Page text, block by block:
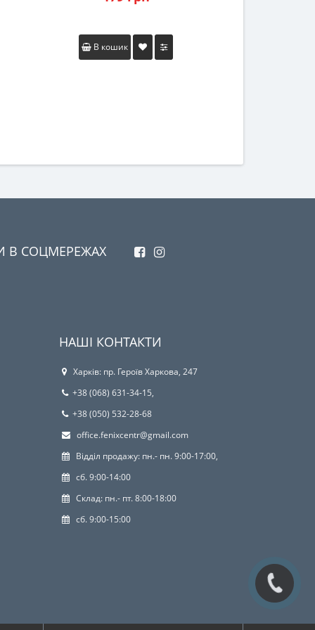
В кошик
В СОЦМЕРЕЖАХ
НАШІ КОНТАКТИ
Харків: пр. Героїв Харкова, 247
+38 (068) 631-34-15,
+38 (050) 532-28-68
office.fenixcentr@gmail.com
Відділ продажу: пн.- пн. 9:00-17:00,
сб. 9:00-14:00
Склад: пн.- пт. 8:00-18:00
сб. 9:00-15:00